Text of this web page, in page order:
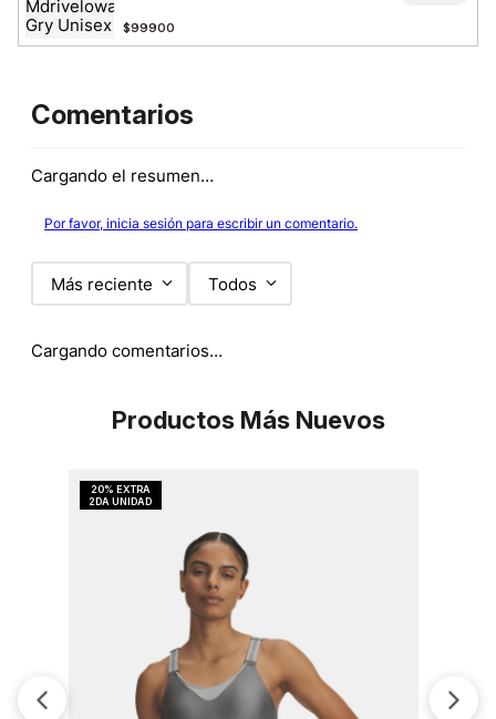
$99900
Comentarios
Cargando el resumen…
Por favor, inicia sesión para escribir un comentario.
Más reciente Todos
Cargando comentarios…
Productos Más Nuevos